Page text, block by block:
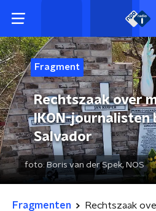
Fragment
Rechtszaak over
IKON-journalisten
Salvador
foto:Boris van der Spek, NOS
Fragmenten